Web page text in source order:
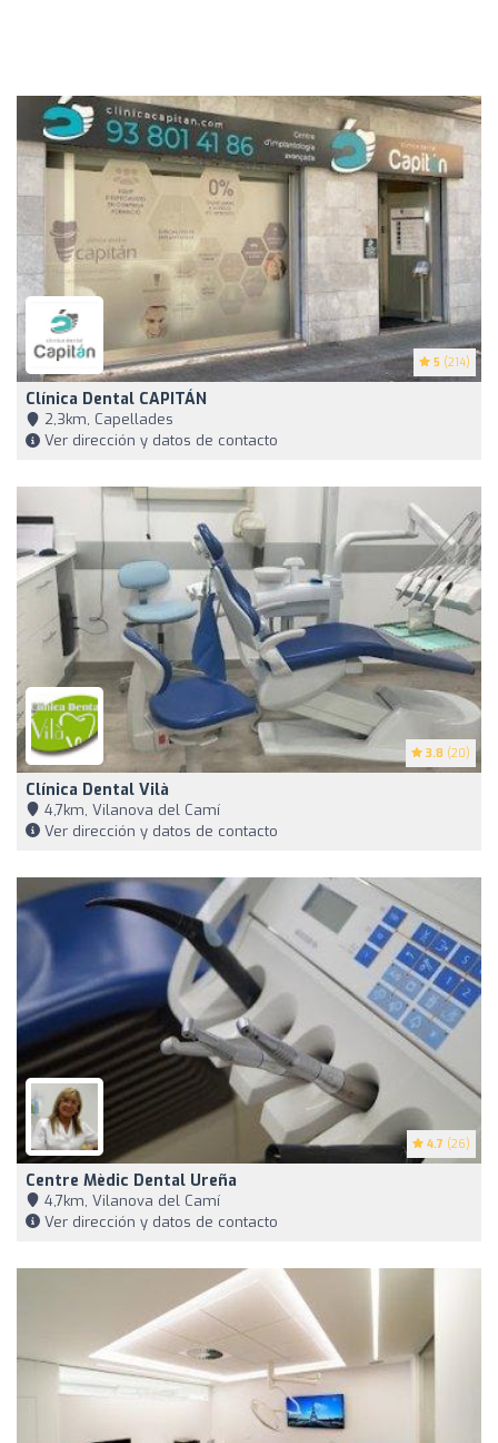
5 (214)
Clínica Dental CAPITÁN
2,3km, Capellades
Ver dirección y datos de contacto
3.8 (20)
Clínica Dental Vilà
4,7km, Vilanova del Camí
Ver dirección y datos de contacto
4.7 (26)
Centre Mèdic Dental Ureña
4,7km, Vilanova del Camí
Ver dirección y datos de contacto